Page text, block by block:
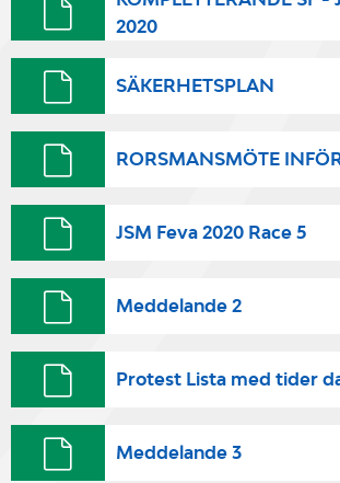
2020
SÄKERHETSPLAN
RORSMANSMÖTE
JSM Feva 2020 Race 5
Meddelande 2
Protest Lista med tider
Meddelande 3